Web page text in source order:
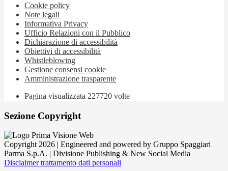
Cookie policy
Note legali
Informativa Privacy
Ufficio Relazioni con il Pubblico
Dichiarazione di accessibilità
Obiettivi di accessibilità
Whistleblowing
Gestione consensi cookie
Amministrazione trasparente
Pagina visualizzata 227720 volte
Sezione Copyright
Copyright 2026 | Engineered and powered by Gruppo Spaggiari
Parma S.p.A. | Divisione Publishing & New Social Media
Disclaimer trattamento dati personali